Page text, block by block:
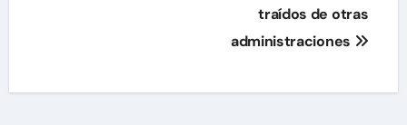
traídos de otras
administraciones